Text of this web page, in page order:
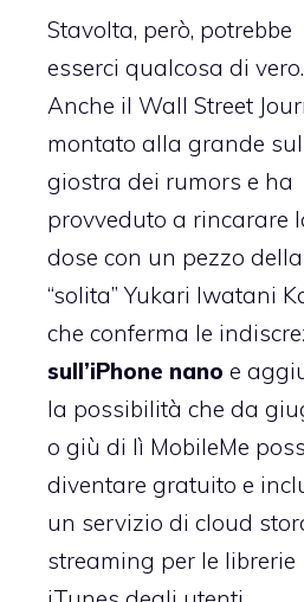
Stavolta, però, potrebbe
esserci qualcosa di vero.
Anche il Wall Street
montato alla grande
giostra dei rumors e ha
provveduto a rincarare
dose con un pezzo della
“solita”Yukari Iwatani
che conferma le
sull’iPhone nano e
la possibilità che da
o giù di lì MobileMe
diventare gratuito e
un servizio di cloud
streaming per le librerie